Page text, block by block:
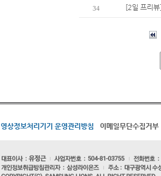
34 [2일 프리
영상정보처리기기 운영관리방침 이메일무단수집거부